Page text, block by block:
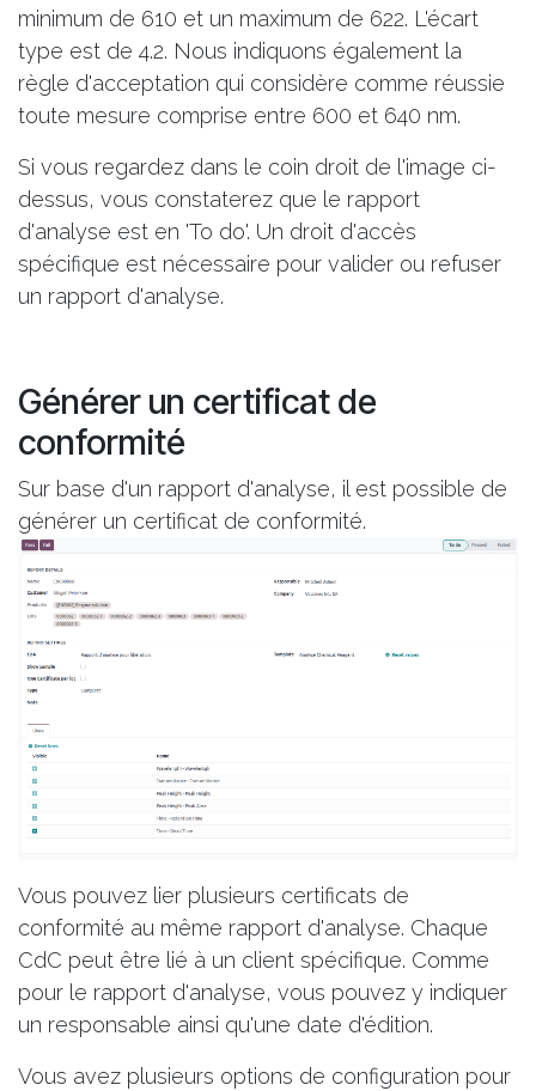
minimum de 610 et un maximum de 622. L'écart
type est de 4.2. Nous indiquons également la
règle d'acceptation qui considère comme réussie
toute mesure comprise entre 600 et 640 nm.
Si vous regardez dans le coin droit de l'image ci-
dessus, vous constaterez que le rapport
d'analyse est en 'To do'. Un droit d'accès
spécifique est nécessaire pour valider ou refuser
un rapport d'analyse.
Générer un certificat de
conformité
Sur base d'un rapport d'analyse, il est possible de
générer un certificat de conformité.
Vous pouvez lier plusieurs certificats de
conformité au même rapport d'analyse. Chaque
CdC peut être lié à un client spécifique. Comme
pour le rapport d'analyse, vous pouvez y indiquer
un responsable ainsi qu'une date d'édition.
Vous avez plusieurs options de configuration pour